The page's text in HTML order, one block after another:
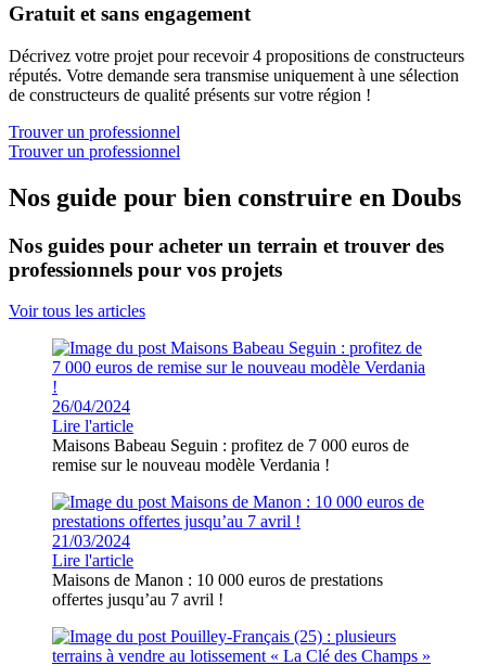
Gratuit et sans engagement
Décrivez votre projet pour recevoir 4 propositions de constructeurs
réputés. Votre demande sera transmise uniquement à une sélection
de constructeurs de qualité présents sur votre région !
Trouver un professionnel
Trouver un professionnel
Nos guide pour bien construire en Doubs
Nos guides pour acheter un terrain et trouver des
professionnels pour vos projets
Voir tous les articles
26/04/2024
Lire l'article
Maisons Babeau Seguin : profitez de 7 000 euros de
remise sur le nouveau modèle Verdania !
21/03/2024
Lire l'article
Maisons de Manon : 10 000 euros de prestations
offertes jusqu’au 7 avril !